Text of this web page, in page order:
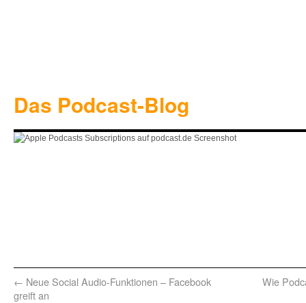
Das Podcast-Blog
← Neue Social Audio-Funktionen – Facebook
greift an
Wie